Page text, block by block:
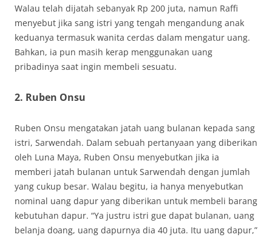
Walau telah dijatah sebanyak Rp 200 juta, namun Raffi
menyebut jika sang istri yang tengah mengandung anak
keduanya termasuk wanita cerdas dalam mengatur uang.
Bahkan, ia pun masih kerap menggunakan uang
pribadinya saat ingin membeli sesuatu.
2. Ruben Onsu
Ruben Onsu mengatakan jatah uang bulanan kepada sang
istri, Sarwendah. Dalam sebuah pertanyaan yang diberikan
oleh Luna Maya, Ruben Onsu menyebutkan jika ia
memberi jatah bulanan untuk Sarwendah dengan jumlah
yang cukup besar. Walau begitu, ia hanya menyebutkan
nominal uang dapur yang diberikan untuk membeli barang
kebutuhan dapur. “Ya justru istri gue dapat bulanan, uang
belanja doang, uang dapurnya dia 40 juta. Itu uang dapur,”